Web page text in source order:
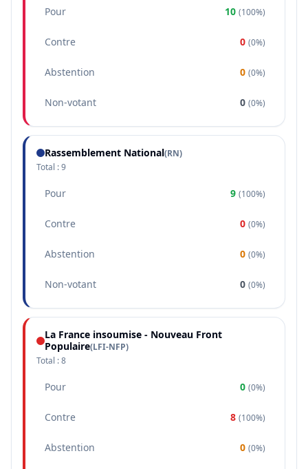
Pour 10 (100%)
Contre 0 (0%)
Abstention 0 (0%)
Non-votant 0 (0%)
Rassemblement National(RN)
Total :9
Pour 9 (100%)
Contre 0 (0%)
Abstention 0 (0%)
Non-votant 0 (0%)
La France insoumise - Nouveau Front
Populaire(LFI-NFP)
Total :8
Pour 0 (0%)
Contre 8 (100%)
Abstention 0 (0%)